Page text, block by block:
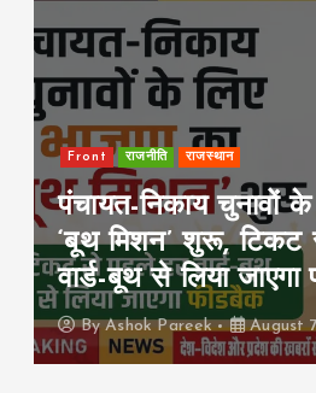
के लिए भाजपा का
टिकट से पहले हर
जाएगा फीडबैक
August 7, 2026